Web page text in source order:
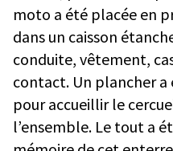
moto a été placée en
dans un caisson
conduite, vêtement,
contact. Un plancher a
pour accueillir le
l’ensemble. Le tout a